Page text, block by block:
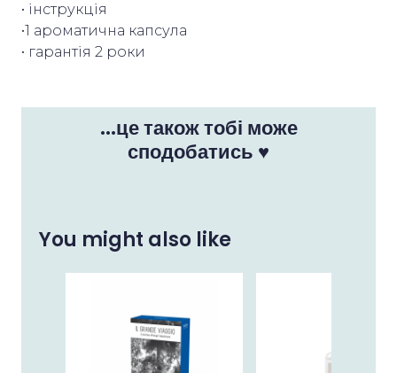
• інструкція
•1 ароматична капсула
• гарантія 2 роки
...це також тобі може
сподобатись ♥
You might also like